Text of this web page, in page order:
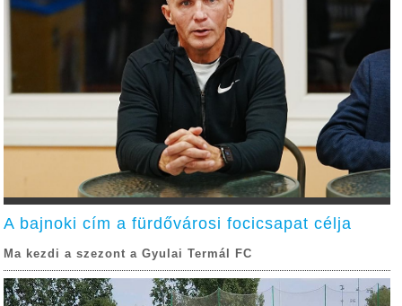
A bajnoki cím a fürdővárosi focicsapat célja
Ma kezdi a szezont a Gyulai Termál FC